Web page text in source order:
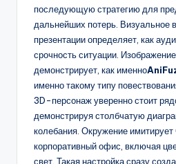
последующую стратегию для
дальнейших потерь. Визуальное
презентации определяет, как
срочность ситуации.
демонстрирует, как именно
именно такому типу
3D-персонаж уверенно стоит
демонстрируя столбчатую
колебания. Окружение
корпоративный офис, включая
свет. Такая настройка сразу